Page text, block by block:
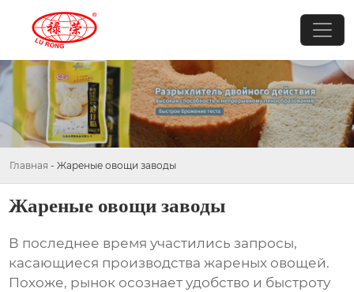
Главная - Жареные овощи заводы
Жареные овощи заводы
В последнее время участились запросы,
касающиеся производстважареных овощей.
Похоже, рынок осознает удобство и быстроту